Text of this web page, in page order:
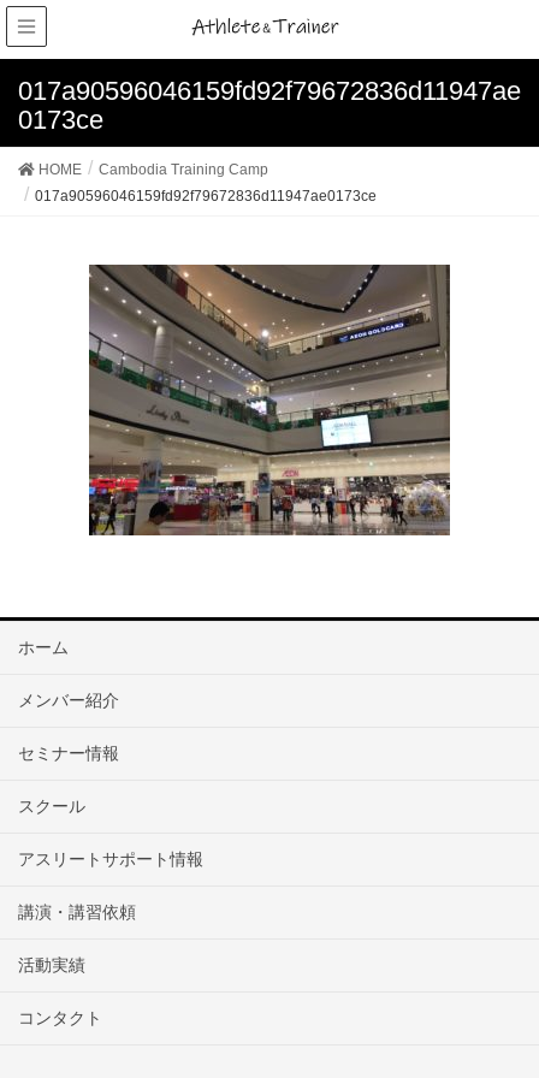
017a90596046159fd92f79672836d11947ae
0173ce
HOME
Cambodia Training Camp
017a90596046159fd92f79672836d11947ae0173ce
ホーム
メンバー紹介
セミナー情報
スクール
アスリートサポート情報
講演・講習依頼
活動実績
コンタクト